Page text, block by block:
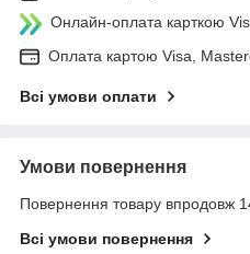
Онлайн-оплата карткою
Оплата картою Visa,
Всі умови оплати
Умови повернення
Повернення товару впродовж
Всі умови повернення